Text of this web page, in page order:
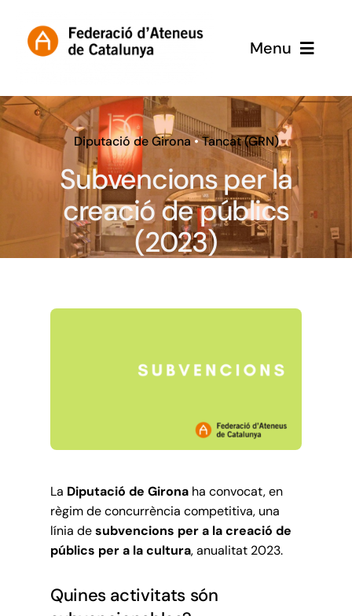
content
Menu
Inici
SubvencionsDiputació de Girona•Tancat (GRN)
Subvencions per la
creació de públics
(2023)
La Diputació de Gironaha convocat, en
règim de concurrència competitiva, una
línia desubvencions per a la creació de
públics per a la cultura, anualitat 2023.
Quines activitats són